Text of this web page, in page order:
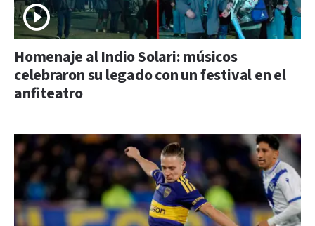
Homenaje al Indio Solari: músicos
celebraron su legado con un festival en el
anfiteatro